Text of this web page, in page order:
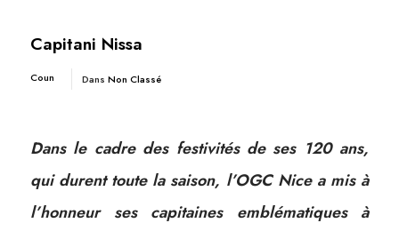
Capitani Nissa
Coun Dans Non Classé
Dans le cadre des festivités de ses 120 ans,
qui durent toute la saison, l’OGC Nice a mis à
l’honneur ses capitaines emblématiques à